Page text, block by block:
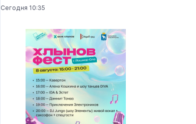
Сегодня 10:35